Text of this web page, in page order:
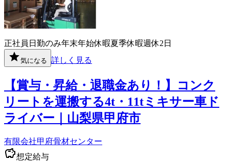
正社員 日勤のみ年末年始休暇夏季休暇週休2日
気になる 詳しく見る
【賞与・昇給・退職金あり！】コンク
リートを運搬する4t・11tミキサー車ド
ライバー｜山梨県甲府市
有限会社甲府骨材センター
想定給与